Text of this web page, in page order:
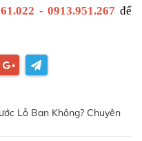
- 0913.951.267 để
Lỗ Ban Không? Chuyên